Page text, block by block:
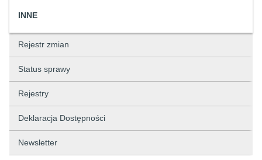
INNE
Rejestr zmian
Status sprawy
Rejestry
Deklaracja Dostępności
Newsletter